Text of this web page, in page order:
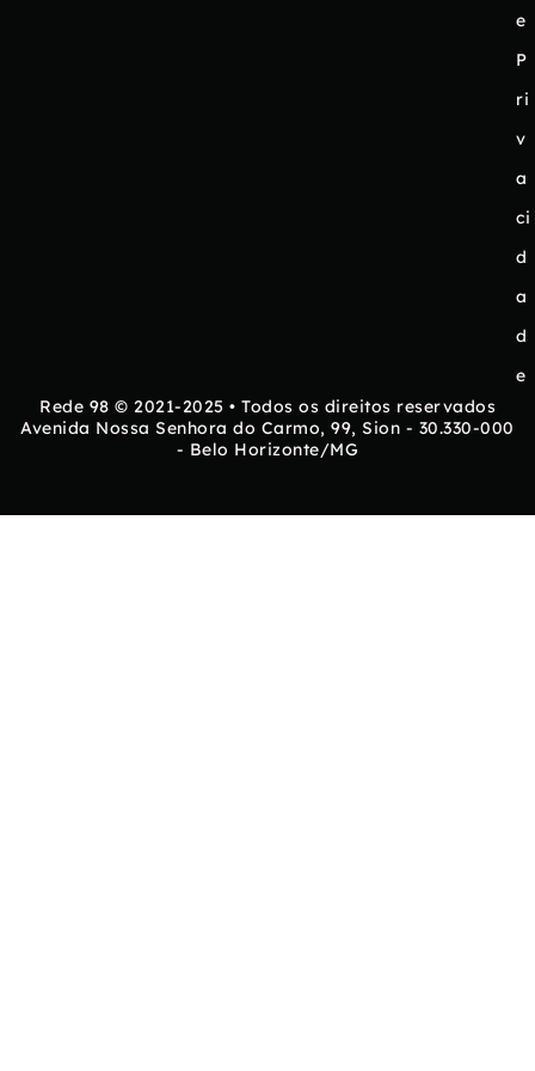
e
P
ri
v
a
ci
d
a
d
e
Rede 98 © 2021-2025 • Todos os direitos reservados
Avenida Nossa Senhora do Carmo, 99, Sion - 30.330-000
- Belo Horizonte/MG